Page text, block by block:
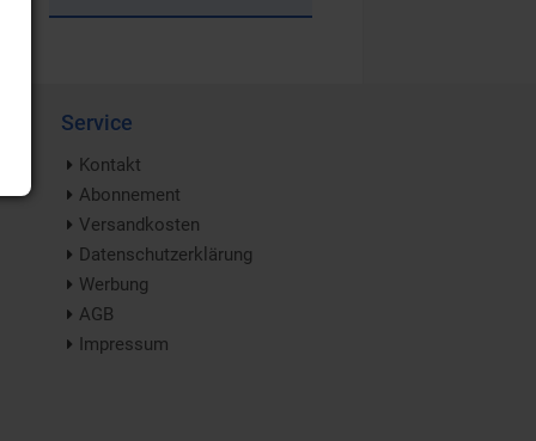
Service
Kontakt
Abonnement
Versandkosten
Datenschutzerklärung
Werbung
AGB
Impressum